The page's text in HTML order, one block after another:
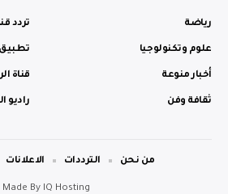
رياضة
علوم وتكنولوجيا
أخبار منوعة
ثقافة وفن
تردد
تطبيق
قناة
راديو
Made By IQ Hosting
من نحن الترددات الاعلانات